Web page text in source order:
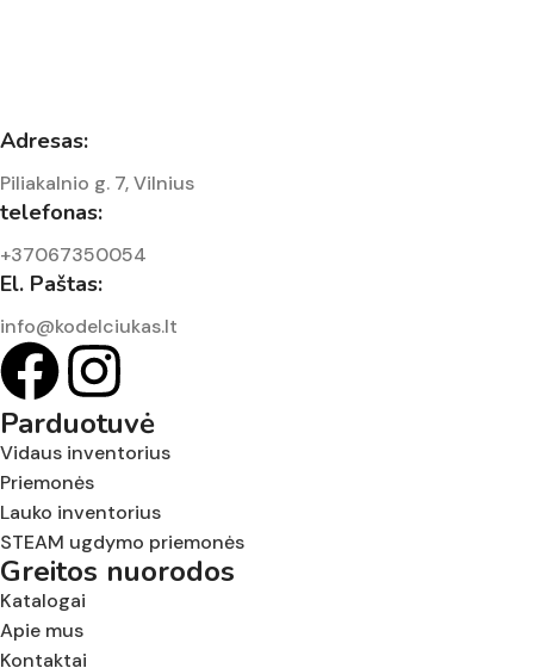
Adresas:
Piliakalnio g. 7, Vilnius
telefonas:
+37067350054
El. Paštas:
info@kodelciukas.lt
Parduotuvė
Vidaus inventorius
Priemonės
Lauko inventorius
STEAM ugdymo priemonės
Greitos nuorodos
Katalogai
Apie mus
Kontaktai